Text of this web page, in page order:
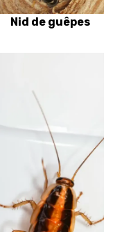
Nid de guêpes